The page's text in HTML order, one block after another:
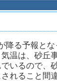
降る予報とな
温は、砂丘
いるので、
れること間